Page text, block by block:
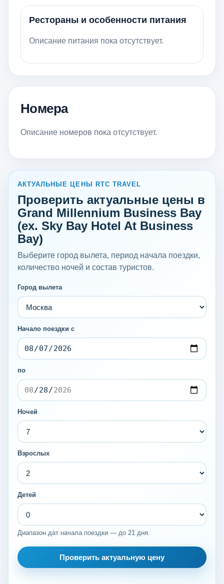
Рестораны и особенности питания
Описание питания пока отсутствует.
Номера
Описание номеров пока отсутствует.
АКТУАЛЬНЫЕ ЦЕНЫ RTC TRAVEL
Проверить актуальные цены в
Grand Millennium Business Bay
(ex. Sky Bay Hotel At Business
Bay)
Выберите город вылета, период начала поездки,
количество ночей и состав туристов.
Город вылета
Начало поездки с
по
Ночей
Взрослых
Детей
Диапазон дат начала поездки — до 21 дня.
Проверить актуальную цену